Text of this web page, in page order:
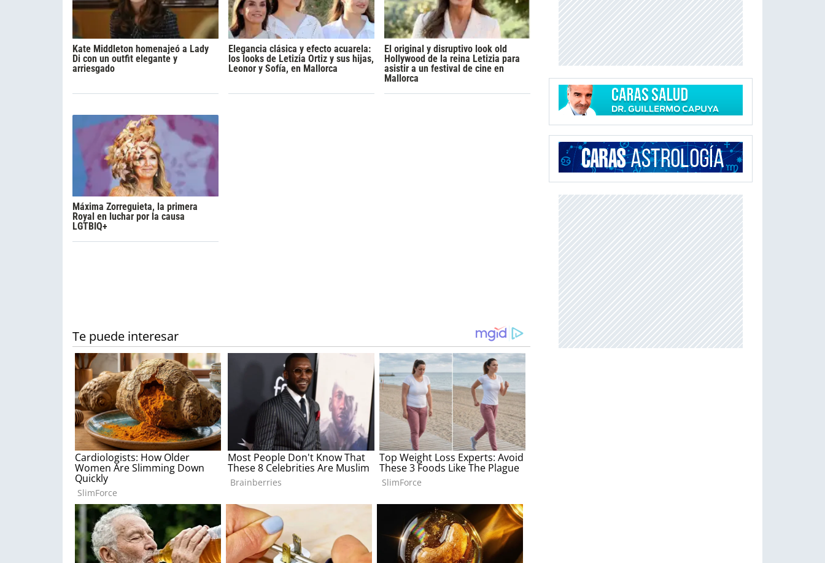
Kate Middleton homenajeó a Lady
Di con un outfit elegante y
arriesgado
Elegancia clásica y efecto acuarela:
los looks de Letizia Ortiz y sus hijas,
Leonor y Sofía, en Mallorca
El original y disruptivo look old
Hollywood de la reina Letizia para
asistir a un festival de cine en
Mallorca
Máxima Zorreguieta, la primera
Royal en luchar por la causa
LGTBIQ+